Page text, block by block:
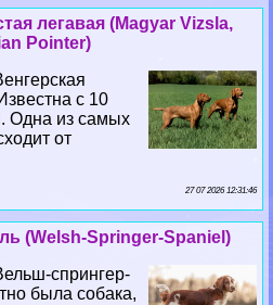
легавая (Magyar Vizsla,
Pointer)
с 10
Одна из самых
от
27 07 2026 12:31:46
(Welsh-Springer-Spaniel)
спрингер-
была собака,